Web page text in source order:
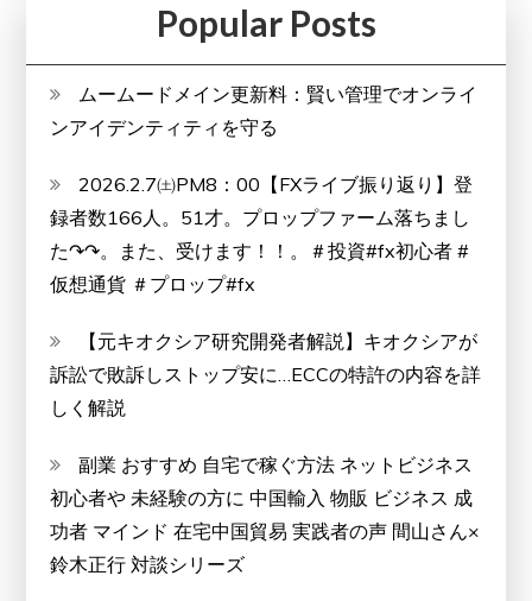
Popular Posts
ムームードメイン更新料：賢い管理でオンライ
ンアイデンティティを守る
2026.2.7㈯PM8：00【FXライブ振り返り】登
録者数166人。51才。プロップファーム落ちまし
た↷↷。また、受けます！！。＃投資#fx初心者 #
仮想通貨 ＃プロップ#fx
【元キオクシア研究開発者解説】キオクシアが
訴訟で敗訴しストップ安に…ECCの特許の内容を詳
しく解説
副業 おすすめ 自宅で稼ぐ方法 ネットビジネス
初心者や 未経験の方に 中国輸入 物販 ビジネス 成
功者 マインド 在宅中国貿易 実践者の声 間山さん×
鈴木正行 対談シリーズ